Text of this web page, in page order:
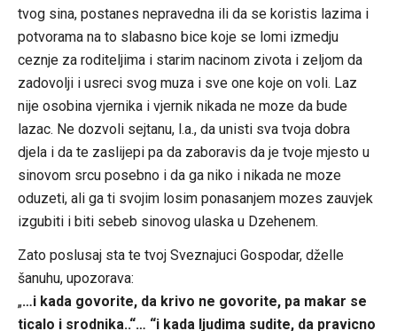
tvog sina, postanes nepravedna ili da se koristis lazima i
potvorama na to slabasno bice koje se lomi izmedju
ceznje za roditeljima i starim nacinom zivota i zeljom da
zadovolji i usreci svog muza i sve one koje on voli. Laz
nije osobina vjernika i vjernik nikada ne moze da bude
lazac. Ne dozvoli sejtanu, l.a., da unisti sva tvoja dobra
djela i da te zaslijepi pa da zaboravis da je tvoje mjesto u
sinovom srcu posebno i da ga niko i nikada ne moze
oduzeti, ali ga ti svojim losim ponasanjem mozes zauvjek
izgubiti i biti sebeb sinovog ulaska u Dzehenem.
Zato poslusaj sta te tvoj Sveznajuci Gospodar, dželle
šanuhu, upozorava:
„…i kada govorite, da krivo ne govorite, pa makar se
ticalo i srodnika..“… “i kada ljudima sudite, da pravicno